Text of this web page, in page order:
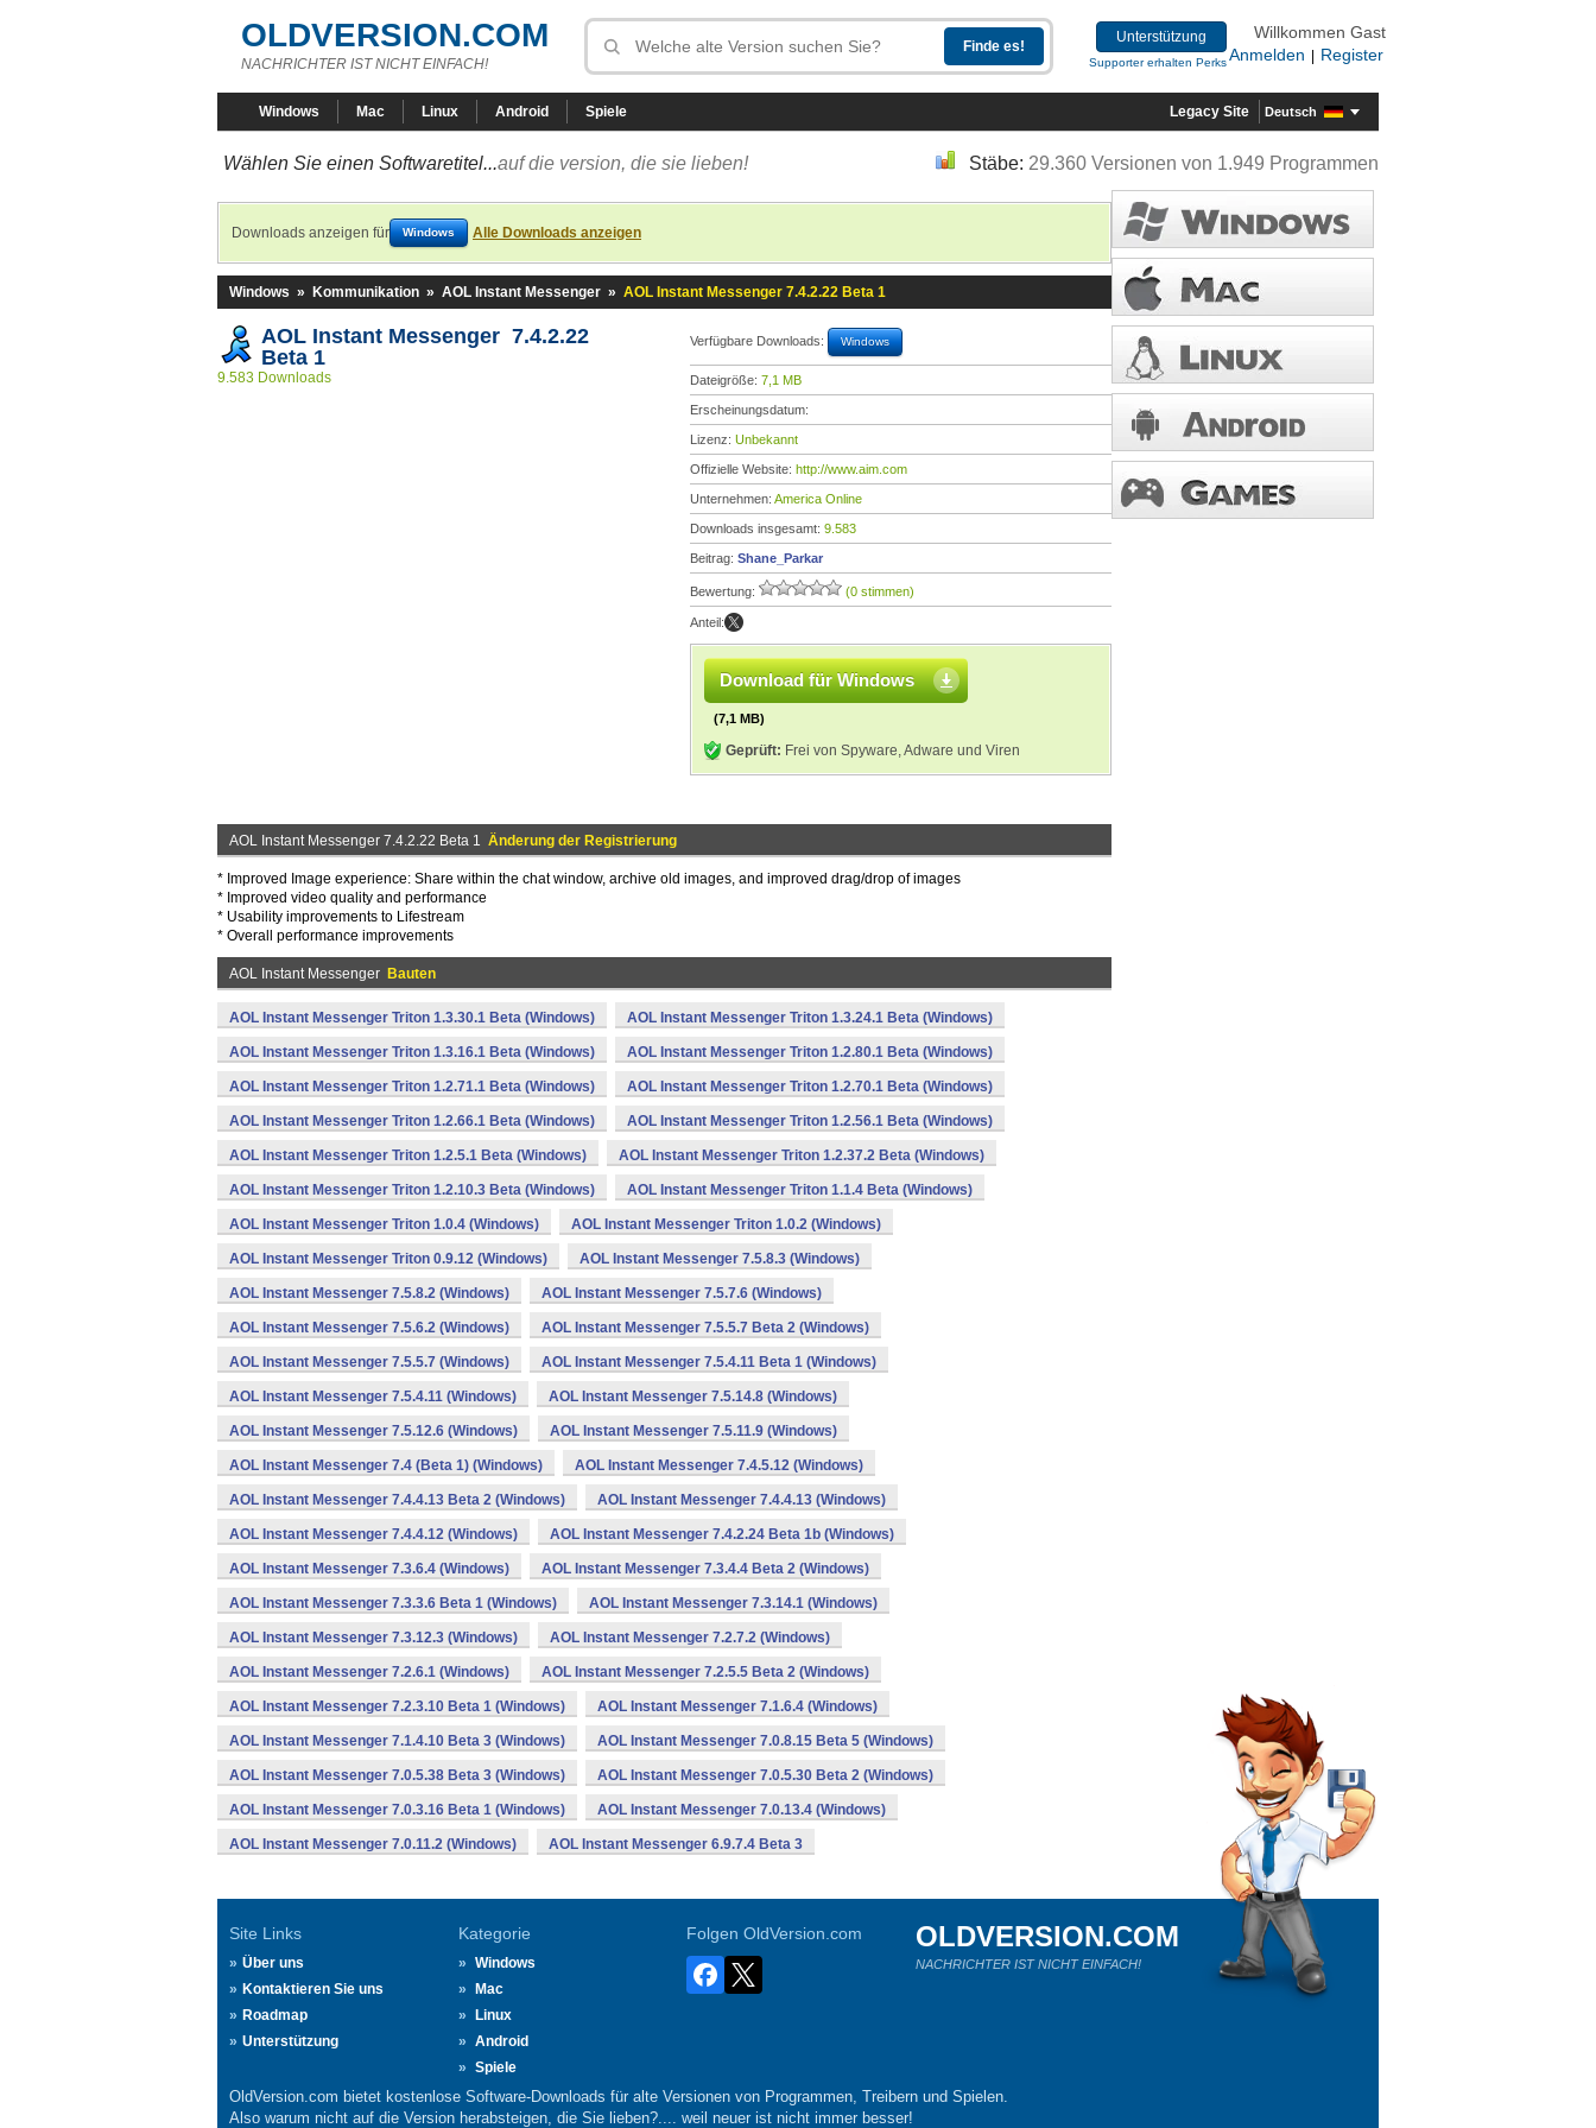
OLDVERSION.COM
NACHRICHTER IST NICHT EINFACH!
Unterstützung
Supporter erhalten Perks
Willkommen Gast
Anmelden
Register
Windows Mac Linux Android Spiele Legacy Site Deutsch
Wählen Sie einen Softwaretitel...auf die version, die sie lieben! Stäbe: 29.360 Versionen von 1.949 Programmen
Downloads anzeigen für Windows Alle Downloads anzeigen
Windows » Kommunikation » AOL Instant Messenger » AOL Instant Messenger 7.4.2.22 Beta 1
AOL Instant Messenger 7.4.2.22
Beta 1
9.583 Downloads
Verfügbare Downloads: Windows
Dateigröße: 7,1 MB
Erscheinungsdatum:
Lizenz: Unbekannt
Offizielle Website: http://www.aim.com
Unternehmen: America Online
Downloads insgesamt: 9.583
Beitrag: Shane_Parkar
Bewertung: (0 stimmen)
Anteil:
Download für Windows
(7,1 MB)
Geprüft: Frei von Spyware, Adware und Viren
AOL Instant Messenger 7.4.2.22 Beta 1 Änderung der Registrierung
* Improved Image experience: Share within the chat window, archive old images, and improved drag/drop of images
* Improved video quality and performance
* Usability improvements to Lifestream
* Overall performance improvements
AOL Instant Messenger Bauten
AOL Instant Messenger Triton 1.3.30.1 Beta (Windows) AOL Instant Messenger Triton 1.3.24.1 Beta (Windows)
AOL Instant Messenger Triton 1.3.16.1 Beta (Windows) AOL Instant Messenger Triton 1.2.80.1 Beta (Windows)
AOL Instant Messenger Triton 1.2.71.1 Beta (Windows) AOL Instant Messenger Triton 1.2.70.1 Beta (Windows)
AOL Instant Messenger Triton 1.2.66.1 Beta (Windows) AOL Instant Messenger Triton 1.2.56.1 Beta (Windows)
AOL Instant Messenger Triton 1.2.5.1 Beta (Windows) AOL Instant Messenger Triton 1.2.37.2 Beta (Windows)
AOL Instant Messenger Triton 1.2.10.3 Beta (Windows) AOL Instant Messenger Triton 1.1.4 Beta (Windows)
AOL Instant Messenger Triton 1.0.4 (Windows) AOL Instant Messenger Triton 1.0.2 (Windows)
AOL Instant Messenger Triton 0.9.12 (Windows) AOL Instant Messenger 7.5.8.3 (Windows)
AOL Instant Messenger 7.5.8.2 (Windows) AOL Instant Messenger 7.5.7.6 (Windows)
AOL Instant Messenger 7.5.6.2 (Windows) AOL Instant Messenger 7.5.5.7 Beta 2 (Windows)
AOL Instant Messenger 7.5.5.7 (Windows) AOL Instant Messenger 7.5.4.11 Beta 1 (Windows)
AOL Instant Messenger 7.5.4.11 (Windows) AOL Instant Messenger 7.5.14.8 (Windows)
AOL Instant Messenger 7.5.12.6 (Windows) AOL Instant Messenger 7.5.11.9 (Windows)
AOL Instant Messenger 7.4 (Beta 1) (Windows) AOL Instant Messenger 7.4.5.12 (Windows)
AOL Instant Messenger 7.4.4.13 Beta 2 (Windows) AOL Instant Messenger 7.4.4.13 (Windows)
AOL Instant Messenger 7.4.4.12 (Windows) AOL Instant Messenger 7.4.2.24 Beta 1b (Windows)
AOL Instant Messenger 7.3.6.4 (Windows) AOL Instant Messenger 7.3.4.4 Beta 2 (Windows)
AOL Instant Messenger 7.3.3.6 Beta 1 (Windows) AOL Instant Messenger 7.3.14.1 (Windows)
AOL Instant Messenger 7.3.12.3 (Windows) AOL Instant Messenger 7.2.7.2 (Windows)
AOL Instant Messenger 7.2.6.1 (Windows) AOL Instant Messenger 7.2.5.5 Beta 2 (Windows)
AOL Instant Messenger 7.2.3.10 Beta 1 (Windows) AOL Instant Messenger 7.1.6.4 (Windows)
AOL Instant Messenger 7.1.4.10 Beta 3 (Windows) AOL Instant Messenger 7.0.8.15 Beta 5 (Windows)
AOL Instant Messenger 7.0.5.38 Beta 3 (Windows) AOL Instant Messenger 7.0.5.30 Beta 2 (Windows)
AOL Instant Messenger 7.0.3.16 Beta 1 (Windows) AOL Instant Messenger 7.0.13.4 (Windows)
AOL Instant Messenger 7.0.11.2 (Windows) AOL Instant Messenger 6.9.7.4 Beta 3
Site Links
Über uns
Kontaktieren Sie uns
Roadmap
Unterstützung
Kategorie
Windows
Mac
Linux
Android
Spiele
Folgen OldVersion.com OLDVERSION.COM
NACHRICHTER IST NICHT EINFACH!
OldVersion.com bietet kostenlose Software-Downloads für alte Versionen von Programmen, Treibern und Spielen.
Also warum nicht auf die Version herabsteigen, die Sie lieben?.... weil neuer ist nicht immer besser!